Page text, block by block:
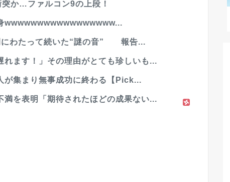
か…ファルコン9の上段！
wwwwwwwwwwwwwwwww...
にわたって続いた“謎の音” 報告...
ます！」その理由がとても珍しいも...
集まり無事成功に終わる【Pick...
を表明「期待されたほどの成果ない...